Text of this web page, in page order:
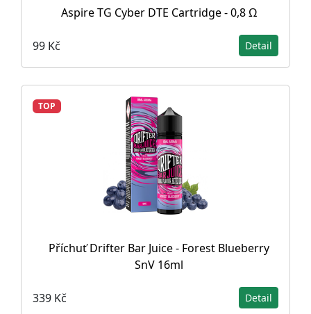
Aspire TG Cyber DTE Cartridge - 0,8 Ω
99 Kč Detail
TOP
Příchuť Drifter Bar Juice - Forest Blueberry
SnV 16ml
339 Kč Detail